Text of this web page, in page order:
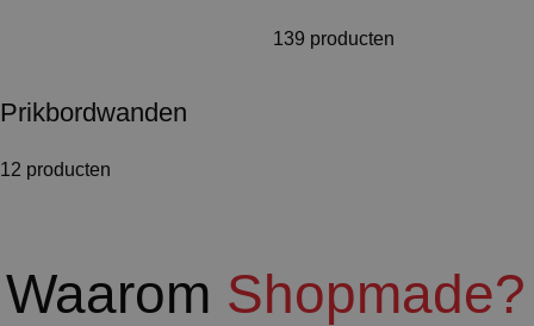
139 producten
Prikbordwanden
12 producten
Waarom Shopmade?